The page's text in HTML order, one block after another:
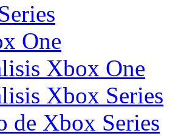
One
Xbox One
Xbox Series
de Xbox Series